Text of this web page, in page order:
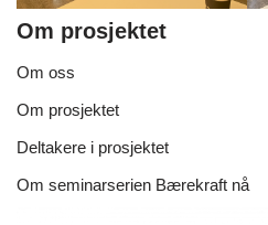
Om prosjektet
Om oss
Om prosjektet
Deltakere i prosjektet
Om seminarserien Bærekraft nå